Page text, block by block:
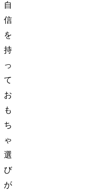
自
信
を
持
っ
て
お
も
ち
ゃ
選
び
が